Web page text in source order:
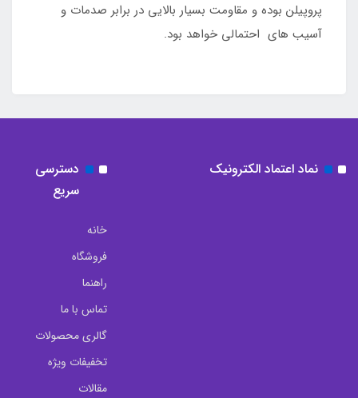
پروپیلن بوده و مقاومت بسیار بالایی در برابر صدمات و
آسیب های احتمالی خواهد بود.
نماد اعتماد الکترونیک
دسترسی
سریع
خانه
فروشگاه
راهنما
تماس با ما
گالری محصولات
تخفیفات ویژه
مقالات